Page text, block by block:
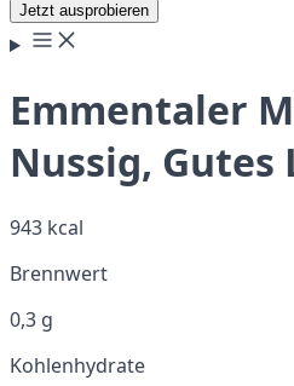
Jetzt ausprobieren
Emmentaler
Nussig,
943 kcal
Brennwert
0,3 g
Kohlenhydrate